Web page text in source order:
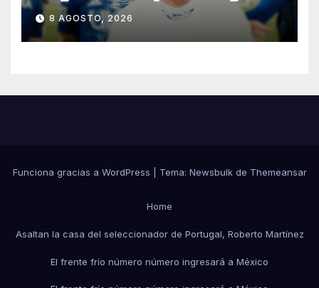
libre hasta 2028
8 AGOSTO, 2026
Funciona gracias a WordPress Tema: Newsbulkde Themeansar
Home
Asaltan la casa del seleccionador de Portugal, Roberto Martínez
El frente frío número número ingresará a México